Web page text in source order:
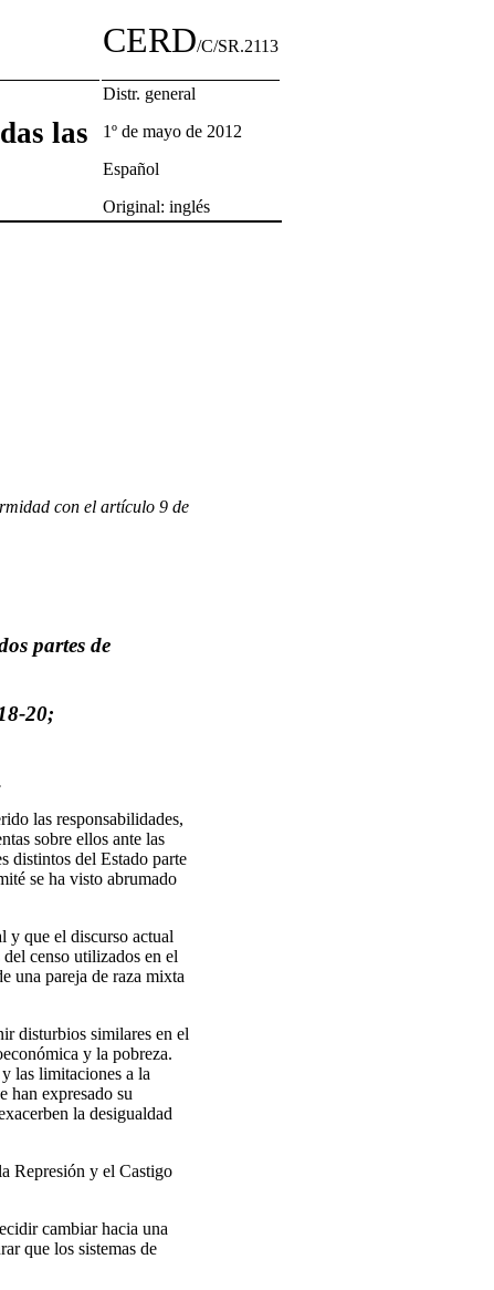
CERD/C/SR.2113
las
Distr. general
1º de mayo de 2012
Español
Original: inglés
con el artículo 9 de
partes de
20;
las responsabilidades,
sobre ellos ante las
distintos del Estado parte
se ha visto abrumado
y que el discurso actual
censo utilizados en el
una pareja de raza mixta
disturbios similares en el
y la pobreza.
las limitaciones a la
han expresado su
la desigualdad
Represión y el Castigo
cambiar hacia una
que los sistemas de